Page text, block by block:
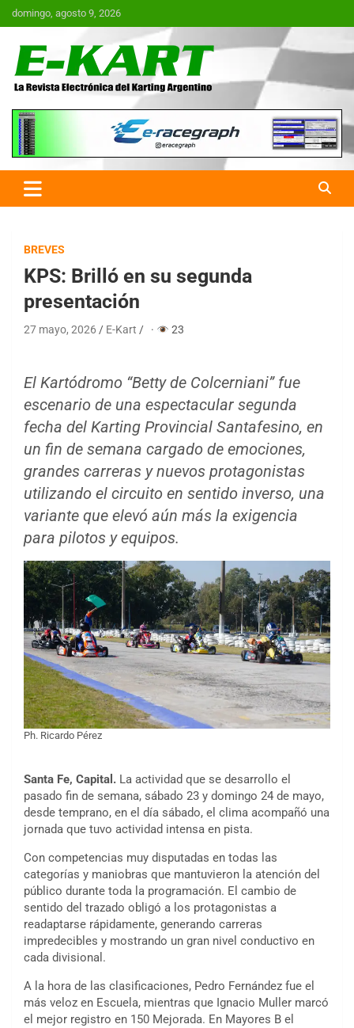
Saltar
al
domingo, agosto 9, 2026
E-Kart.com.ar | La Revista
Electrónica del Karting en
Argentina
BREVES
KPS: Brilló en su segunda
presentación
27 mayo, 2026 E-Kart · 23
El Kartódromo “Betty de Colcerniani” fue
escenario de una espectacular segunda
fecha del Karting Provincial Santafesino, en
un fin de semana cargado de emociones,
grandes carreras y nuevos protagonistas
utilizando el circuito en sentido inverso, una
variante que elevó aún más la exigencia
para pilotos y equipos.
Ph. Ricardo Pérez
Santa Fe, Capital. La actividad que se desarrollo el
pasado fin de semana, sábado 23 y domingo 24 de mayo,
desde temprano, en el día sábado, el clima acompañó una
jornada que tuvo actividad intensa en pista.
Con competencias muy disputadas en todas las
categorías y maniobras que mantuvieron la atención del
público durante toda la programación. El cambio de
sentido del trazado obligó a los protagonistas a
readaptarse rápidamente, generando carreras
impredecibles y mostrando un gran nivel conductivo en
cada divisional.
A la hora de las clasificaciones, Pedro Fernández fue el
más veloz en Escuela, mientras que Ignacio Muller marcó
el mejor registro en 150 Mejorada. En Mayores B el